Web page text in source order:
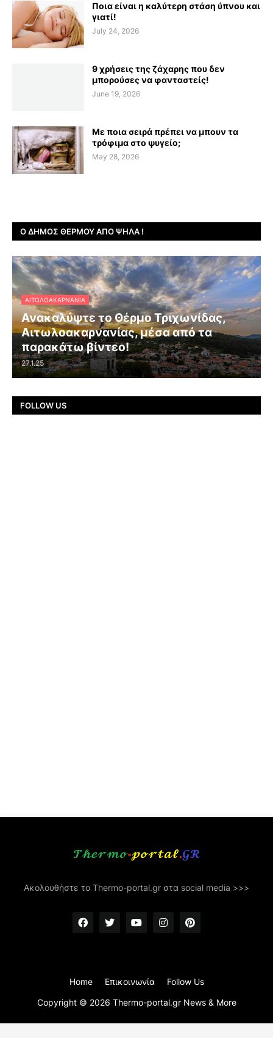
Ποια είναι η καλύτερη στάση ύπνου και
γιατί!
July 24, 2026
9 χρήσεις της ζάχαρης που δεν
μπορούσες να φανταστείς!
June 19, 2026
Με ποια σειρά πρέπει να μπουν τα
τρόφιμα στο ψυγείο;
May 28, 2026
Ο ΔΉΜΟΣ ΘΈΡΜΟΥ ΑΠΌ ΨΗΛΆ !
ΑΙΤΩΛΟΑΚΑΡΝΑΝΊΑ
Ανακαλύψτε το Θέρμο Τριχωνίδας,
Αιτωλοακαρνανίας, μέσα από τα
παρακάτω βίντεο!
27.1.25
FOLLOW US
Ακολουθήστε το Thermo-portal.gr στα social media >>>
Copyright © 2026 Thermo-portal.gr News & More
Home Επικοινωνία Follow Us